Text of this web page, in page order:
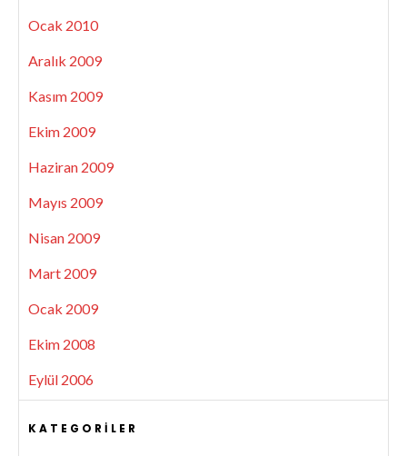
Ocak 2010
Aralık 2009
Kasım 2009
Ekim 2009
Haziran 2009
Mayıs 2009
Nisan 2009
Mart 2009
Ocak 2009
Ekim 2008
Eylül 2006
KATEGORILER